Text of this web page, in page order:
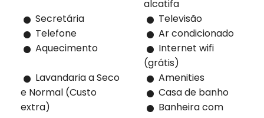
Televisão
Telefone
Ar condicionado
Aquecimento
Internet wifi
(grátis)
e Normal (Custo
extra)
Amenities
Casa de banho
Banheira com
duche